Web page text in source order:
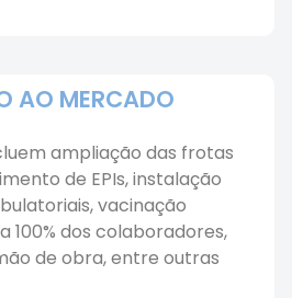
AO MERCADO
ampliação das frotas
de EPIs, instalação
vacinação
100% dos colaboradores,
de obra, entre outras